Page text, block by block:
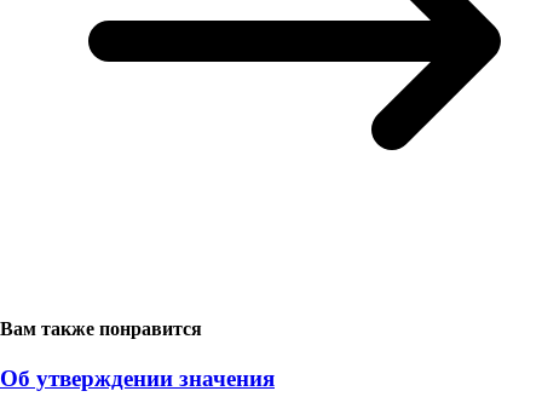
Вам также понравится
Об утверждении значения